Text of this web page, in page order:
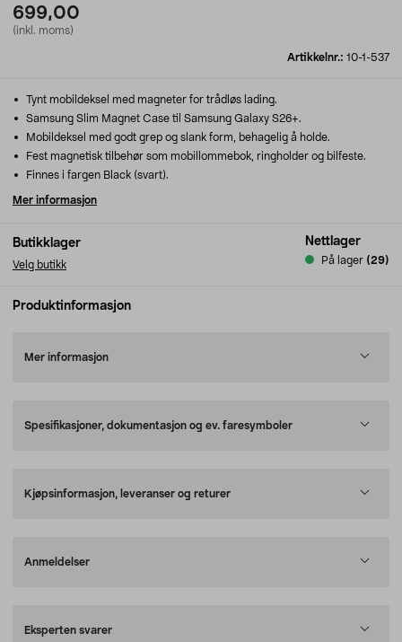
699,00
(inkl. moms)
Artikkelnr.: 10-1-537
Butikklager
Velg butikk
Nettlager
På lager (29)
Tynt mobildeksel med magneter for trådløs lading.
Samsung Slim Magnet Case til Samsung Galaxy S26+.
Mobildeksel med godt grep og slank form, behagelig å holde.
Fest magnetisk tilbehør som mobillommebok, ringholder og bilfeste.
Finnes i fargen Black (svart).
Mer informasjon
Produktinformasjon
Mer informasjon
Spesifikasjoner, dokumentasjon og ev. faresymboler
Kjøpsinformasjon, leveranser og returer
Anmeldelser
Eksperten svarer